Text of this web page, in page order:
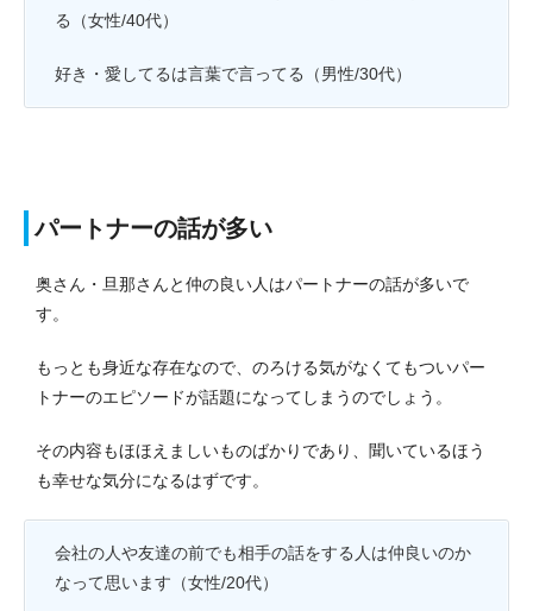
る（女性/40代）
好き・愛してるは言葉で言ってる（男性/30代）
パートナーの話が多い
奥さん・旦那さんと仲の良い人はパートナーの話が多いで
す。
もっとも身近な存在なので、のろける気がなくてもついパー
トナーのエピソードが話題になってしまうのでしょう。
その内容もほほえましいものばかりであり、聞いているほう
も幸せな気分になるはずです。
会社の人や友達の前でも相手の話をする人は仲良いのか
なって思います（女性/20代）